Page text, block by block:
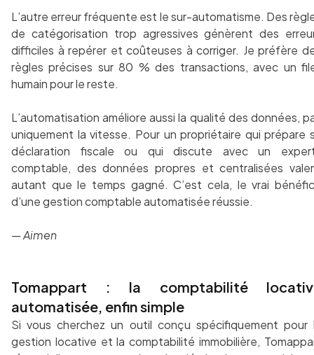
L’autre erreur fréquente est le sur-automatisme. Des
de catégorisation trop agressives génèrent des
difficiles à repérer et coûteuses à corriger. Je préfère
règles précises sur 80 % des transactions, avec un
humain pour le reste.
L’automatisation améliore aussi la qualité des données,
uniquement la vitesse. Pour un propriétaire qui prépare
déclaration fiscale ou qui discute avec un
comptable, des données propres et centralisées
autant que le temps gagné. C’est cela, le vrai
d’une gestion comptable automatisée réussie.
— Aimen
Tomappart : la comptabilité
automatisée, enfin simple
Si vous cherchez un outil conçu spécifiquement pour
gestion locative et la comptabilité immobilière,